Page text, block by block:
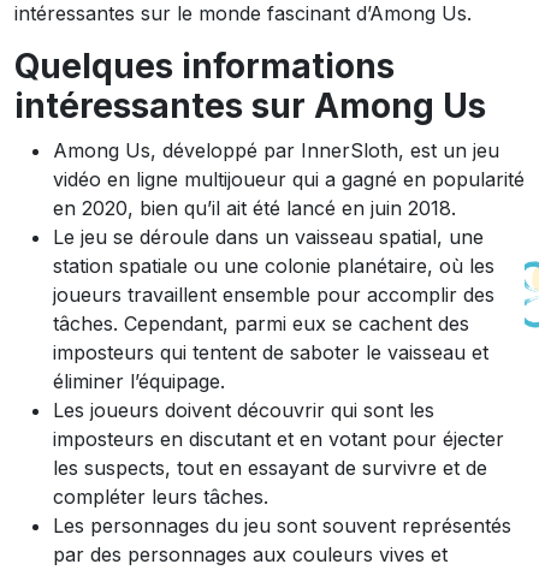
intéressantes sur le monde fascinant d’Among Us.
Quelques informations
intéressantes sur Among Us
Among Us, développé par InnerSloth, est un jeu
vidéo en ligne multijoueur qui a gagné en popularité
en 2020, bien qu’il ait été lancé en juin 2018.
Le jeu se déroule dans un vaisseau spatial, une
station spatiale ou une colonie planétaire, où les
joueurs travaillent ensemble pour accomplir des
tâches. Cependant, parmi eux se cachent des
imposteurs qui tentent de saboter le vaisseau et
éliminer l’équipage.
Les joueurs doivent découvrir qui sont les
imposteurs en discutant et en votant pour éjecter
les suspects, tout en essayant de survivre et de
compléter leurs tâches.
Les personnages du jeu sont souvent représentés
par des personnages aux couleurs vives et